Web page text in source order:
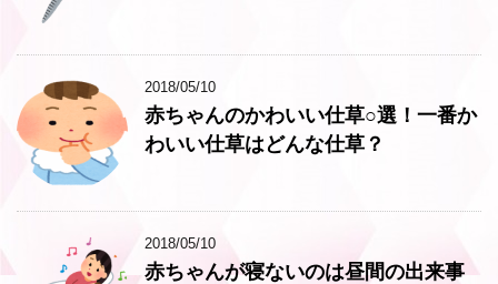
2018/05/10
赤ちゃんのかわいい仕草○選！一番か
わいい仕草はどんな仕草？
2018/05/10
赤ちゃんが寝ないのは昼間の出来事